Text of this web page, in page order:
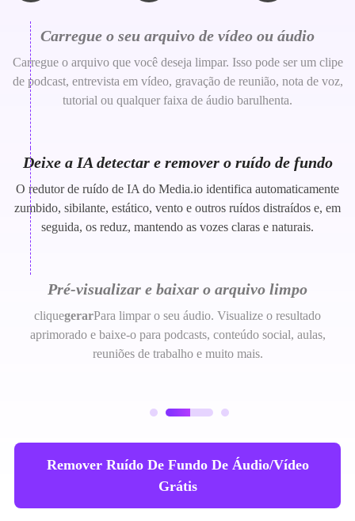
Carregue o seu arquivo de vídeo ou áudio
Carregue o arquivo que você deseja limpar. Isso pode ser um clipe
de podcast, entrevista em vídeo, gravação de reunião, nota de voz,
tutorial ou qualquer faixa de áudio barulhenta.
Deixe a IA detectar e remover o ruído de fundo
O redutor de ruído de IA do Media.io identifica automaticamente
zumbido, sibilante, estático, vento e outros ruídos distraídos e, em
seguida, os reduz, mantendo as vozes claras e naturais.
Pré-visualizar e baixar o arquivo limpo
cliquegerarPara limpar o seu áudio. Visualize o resultado
aprimorado e baixe-o para podcasts, conteúdo social, aulas,
reuniões de trabalho e muito mais.
Remover Ruído De Fundo De Áudio/vídeo
Grátis